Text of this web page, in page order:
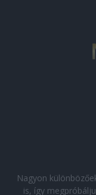
Nagyon
is, így